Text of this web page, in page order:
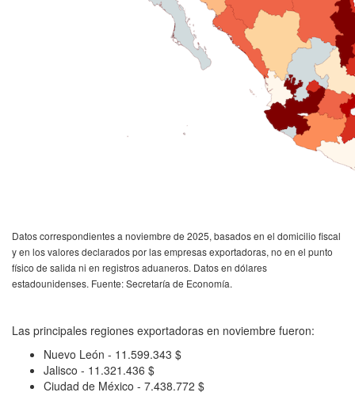
Datos correspondientes a noviembre de 2025, basados en el domicilio fiscal
y en los valores declarados por las empresas exportadoras, no en el punto
físico de salida ni en registros aduaneros. Datos en dólares
estadounidenses. Fuente: Secretaría de Economía.
Las principales regiones exportadoras en noviembre fueron:
Nuevo León - 11.599.343 $
Jalisco - 11.321.436 $
Ciudad de México - 7.438.772 $